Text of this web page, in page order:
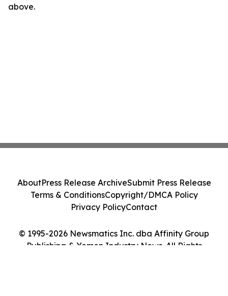
above.
© 1995-2026 Newsmatics Inc. dba Affinity Group
Publishing & Yemen Industry News. All Rights
AboutPress Release ArchiveSubmit Press Release
Terms & ConditionsCopyright/DMCA Policy
Privacy PolicyContact